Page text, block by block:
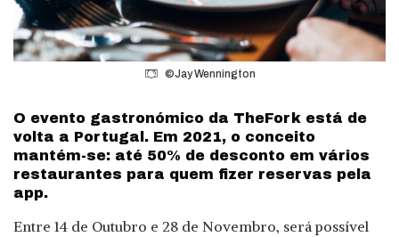
©Jay Wennington
O evento gastronómico da TheFork está de
volta a Portugal. Em 2021, o conceito
mantém-se: até 50% de desconto em vários
restaurantes para quem fizer reservas pela
app.
Entre 14 de Outubro e 28 de Novembro, será possível